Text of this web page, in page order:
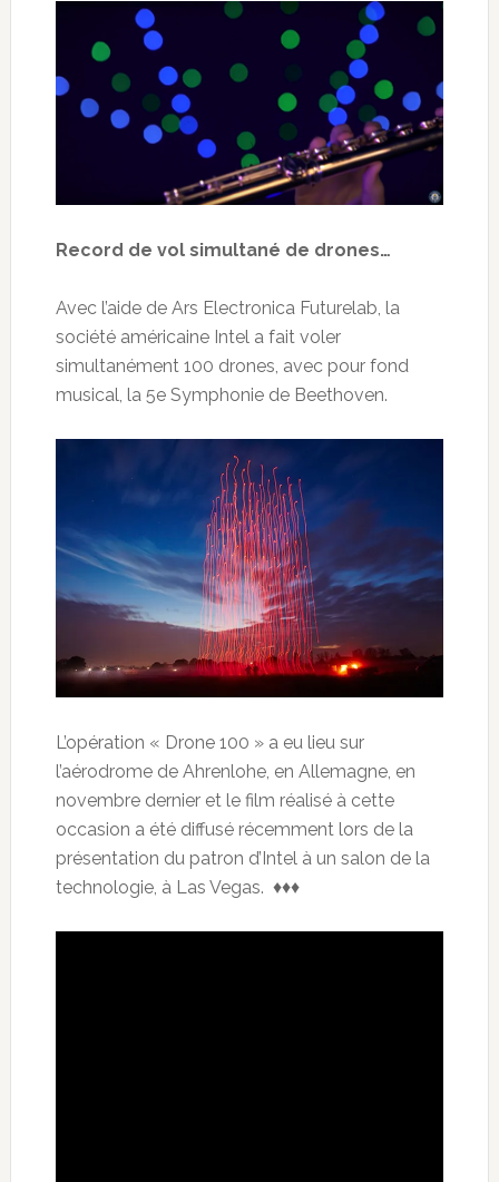
Record de vol simultané de drones…
Avec l’aide de Ars Electronica Futurelab, la
société américaine Intel a fait voler
simultanément 100 drones, avec pour fond
musical, la 5e Symphonie de Beethoven.
L’opération « Drone 100 » a eu lieu sur
l’aérodrome de Ahrenlohe, en Allemagne, en
novembre dernier et le film réalisé à cette
occasion a été diffusé récemment lors de la
présentation du patron d’Intel à un salon de la
technologie, à Las Vegas. ♦♦♦